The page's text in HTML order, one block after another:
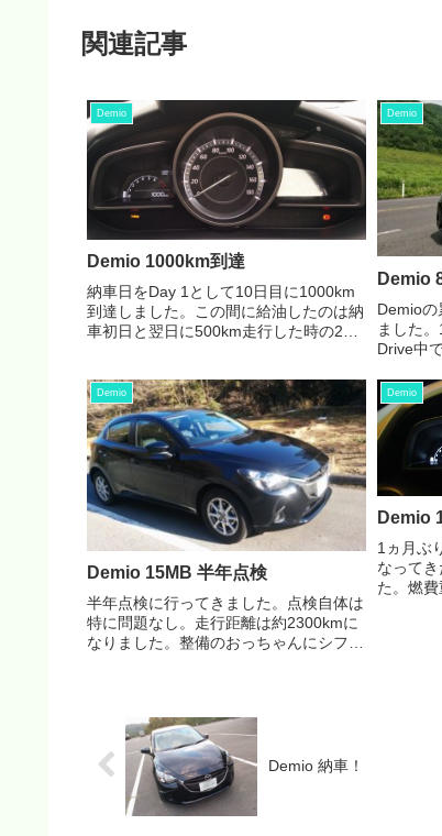
関連記事
Demio
Demio 1000km到達
納車日をDay 1として10日目に1000km
到達しました。この間に給油したのは納
車初日と翌日に500km走行した時の2回
2回目の給油は燃料計の約半分で18Lも
入ってま...
Demio
Demio
Demioの
ました
Drive中
Demio
Demio 15MB 半年点検
半年点検に行ってきました。点検自体は
特に問題なし。走行距離は約2300kmに
なりました。整備のおっちゃんにシフト
た。詳しく聞いてみる...
Demio
Demio
1ヵ月ぶ
なって
た。燃
Demio 納車！